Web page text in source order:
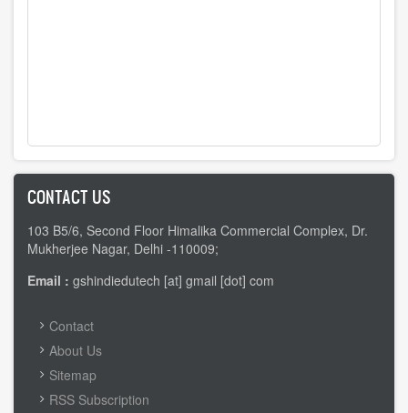
CONTACT US
103 B5/6, Second Floor Himalika Commercial Complex, Dr.
Mukherjee Nagar, Delhi -110009;
Email : gshindiedutech [at] gmail [dot] com
FOOTER
MENU
Contact
About Us
Sitemap
RSS Subscription